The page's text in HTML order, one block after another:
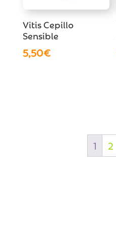
Vitis Cepillo
Sensible
5,50€
1 2